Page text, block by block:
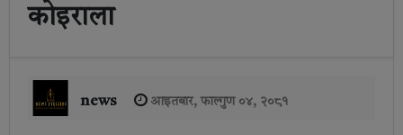
कोइराला
news आइतबार, फाल्गुण ०४, २०८१